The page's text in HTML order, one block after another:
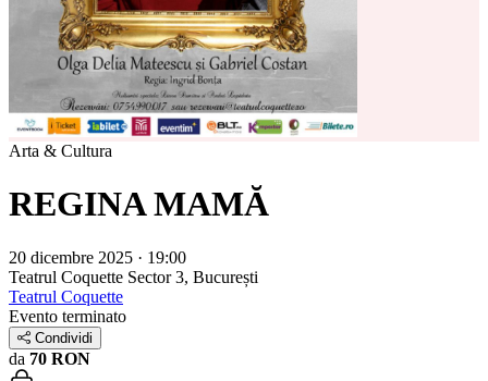
Arta & Cultura
REGINA MAMĂ
20 dicembre 2025 · 19:00
Teatrul Coquette Sector 3, București
Teatrul Coquette
Evento terminato
Condividi
da 70 RON